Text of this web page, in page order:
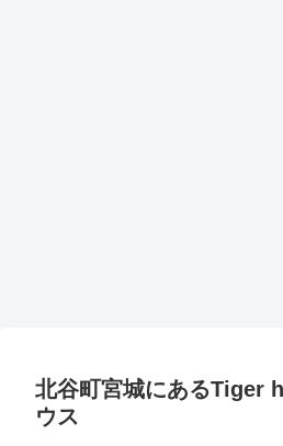
北谷町宮城にあるTiger
ウス